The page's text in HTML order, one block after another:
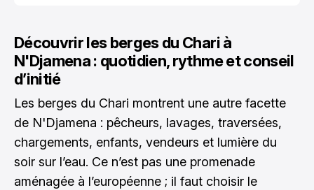
Découvrir les berges du Chari à
N'Djamena : quotidien, rythme et conseil
d’initié
Les berges du Chari montrent une autre facette
de N'Djamena : pêcheurs, lavages, traversées,
chargements, enfants, vendeurs et lumière du
soir sur l’eau. Ce n’est pas une promenade
aménagée à l’européenne ; il faut choisir le